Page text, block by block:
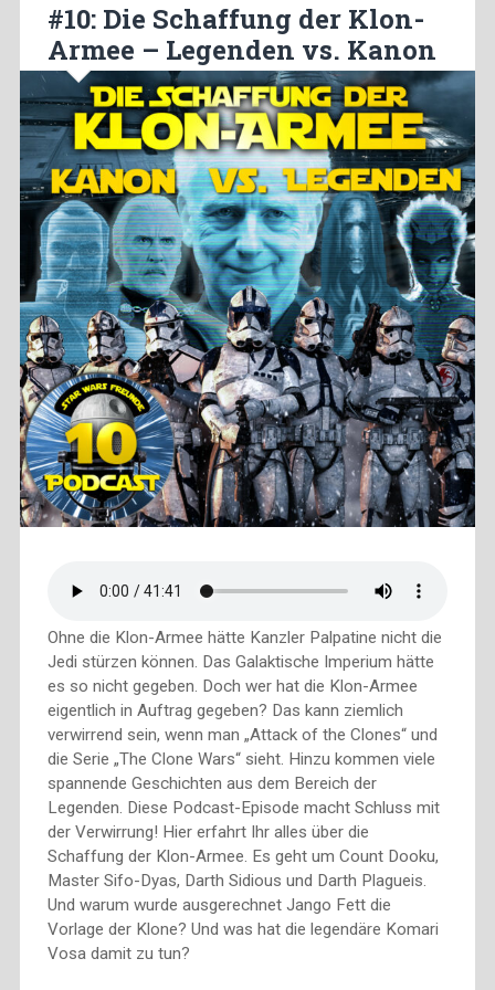
#10: Die Schaffung der Klon-
Armee – Legenden vs. Kanon
Ohne die Klon-Armee hätte Kanzler Palpatine nicht die
Jedi stürzen können. Das Galaktische Imperium hätte
es so nicht gegeben. Doch wer hat die Klon-Armee
eigentlich in Auftrag gegeben? Das kann ziemlich
verwirrend sein, wenn man „Attack of the Clones“ und
die Serie „The Clone Wars“ sieht. Hinzu kommen viele
spannende Geschichten aus dem Bereich der
Legenden. Diese Podcast-Episode macht Schluss mit
der Verwirrung! Hier erfahrt Ihr alles über die
Schaffung der Klon-Armee. Es geht um Count Dooku,
Master Sifo-Dyas, Darth Sidious und Darth Plagueis.
Und warum wurde ausgerechnet Jango Fett die
Vorlage der Klone? Und was hat die legendäre Komari
Vosa damit zu tun?